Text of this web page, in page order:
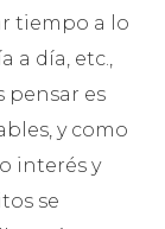
tiempo a lo
a día, etc.,
pensar es
y como
interés y
se